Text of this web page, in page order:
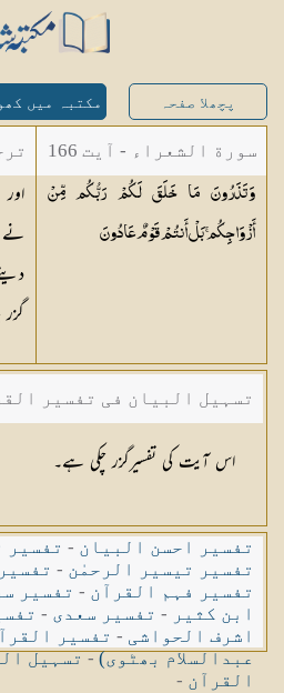
پچھلا صفحہ مکتبہ میں
سورة الشعراء - آیت 166
وَتَذَرُونَ مَا خَلَقَ لَكُمْ رَبُّكُم مِّنْ
أَزْوَاجِكُم ۚ بَلْ أَنتُمْ قَوْمٌعَادُونَ
نے
تسہیل البیان فی تفسیر
شکیلہ بنت میاں فضل حسین
اس آیت کی تفسیرگزر چکی ہے۔
تفسیر احسن البیان - تفسیر
تفسیر تیسیر الرحمٰن -
تفسیر فہم القرآن - تفسیر
ابن کثیر - تفسیر سعدی -
اشرف الحواشی - تفسیر
عبدالسلام بھٹوی)-تسہیل
القرآن -